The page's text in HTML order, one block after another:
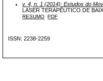
v. 4, n. 1 (2014): Estudos do
LASER TERAPÊUTICO DE
RESUMO PDF
ISSN: 2238-2259